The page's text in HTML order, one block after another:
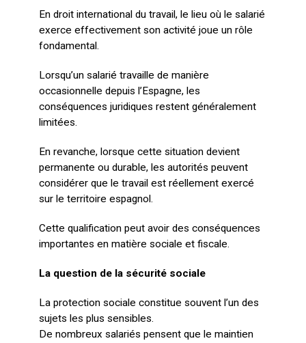
En droit international du travail, le lieu où le salarié
exerce effectivement son activité joue un rôle
fondamental.
Lorsqu’un salarié travaille de manière
occasionnelle depuis l’Espagne, les
conséquences juridiques restent généralement
limitées.
En revanche, lorsque cette situation devient
permanente ou durable, les autorités peuvent
considérer que le travail est réellement exercé
sur le territoire espagnol.
Cette qualification peut avoir des conséquences
importantes en matière sociale et fiscale.
La question de la sécurité sociale
La protection sociale constitue souvent l’un des
sujets les plus sensibles.
De nombreux salariés pensent que le maintien